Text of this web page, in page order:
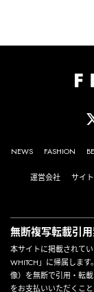
NEWS FASHION
運営会社
サイ
無断複写転載引
本サイトに掲載されて
WHITCH」に帰属しま
像）を無断で引用・転
をお支払いいただくこ